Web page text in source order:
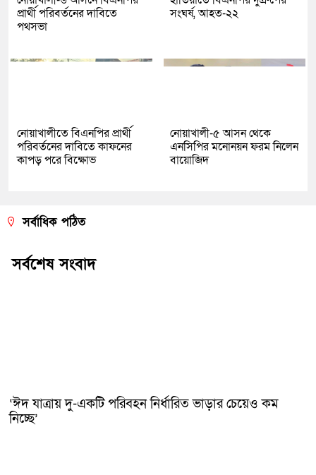
প্রার্থী পরিবর্তনের দাবিতে
পথসভা
সংঘর্ষ, আহত-২২
নোয়াখালীতে বিএনপির প্রার্থী
পরিবর্তনের দাবিতে কাফনের
কাপড় পরে বিক্ষোভ
নোয়াখালী-৫ আসন থেকে
এনসিপির মনোনয়ন ফরম নিলেন
বায়োজিদ
সর্বাধিক পঠিত
সর্বশেষ সংবাদ
‘ঈদ যাত্রায় দু-একটি পরিবহন নির্ধারিত ভাড়ার চেয়েও কম
নিচ্ছে’